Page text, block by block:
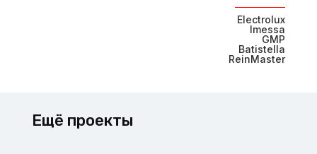
Electrolux
Imessa
GMP
Batistella
ReinMaster
Ещё проекты